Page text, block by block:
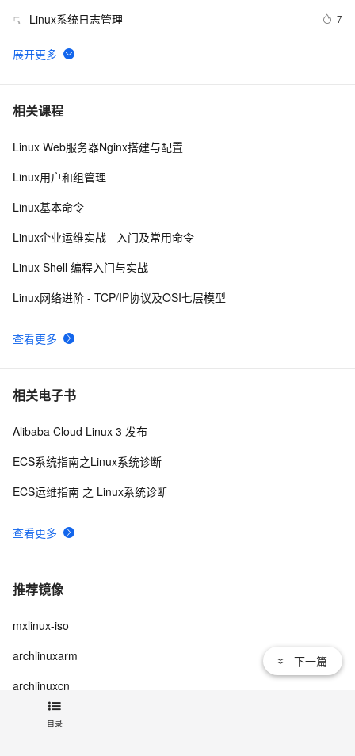
目录
5 Linux系统日志管理 7
6 VMware安装Linux第一天
7 linux DHCP
8 Linux系统命令归纳
10 每日一个计算机小知识：Linux
相关课程
查看更多
Linux Web服务器Nginx搭建与配置
Linux用户和组管理
Linux基本命令
Linux企业运维实战 - 入门及常用命令
Linux Shell 编程入门与实战
Linux网络进阶 - TCP/IP协议及OSI七层模型
相关电子书
查看更多
Alibaba Cloud Linux 3 发布
ECS系统指南之Linux系统诊断
ECS运维指南 之 Linux系统诊断
推荐镜像
查看更多
mxlinux-iso
archlinuxarm
archlinuxcn
下一篇